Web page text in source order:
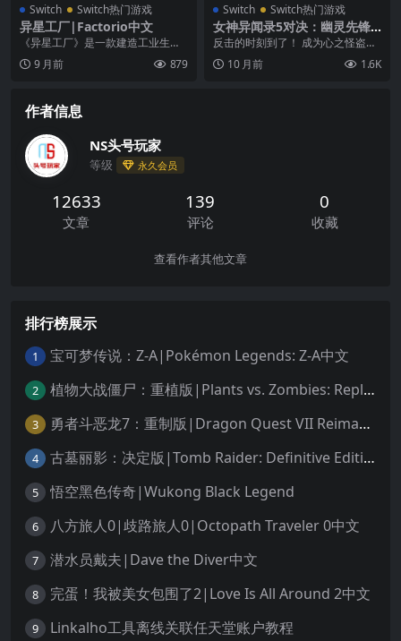
Switch Switch热门游戏
异星工厂|Factorio中文
《异星工厂》是一款建造工业生产
流水线并保持其高效运转的游戏。
在游戏中，你可以挖...
9 月前 879
Switch Switch热门游戏
女神异闻录5对决：幽灵先锋|
Persona 5 Strikers中文
反击的时刻到了！ 成为心之怪盗
团，直面潜藏在日本中的邪恶。本
应是与伙伴们快乐的夏...
10 月前 1.6K
作者信息
NS头号玩家
等级 永久会员
12633
文章
139
评论
0
收藏
查看作者其他文章
排行榜展示
1 宝可梦传说：Z-A|Pokémon Legends: Z-A中文
2 植物大战僵尸：重植版|Plants vs. Zombies: Replanted中文
3 勇者斗恶龙7：重制版|Dragon Quest VII Reimagined中文
4 古墓丽影：决定版|Tomb Raider: Definitive Edition中文
5 悟空黑色传奇|Wukong Black Legend
6 八方旅人0|歧路旅人0|Octopath Traveler 0中文
7 潜水员戴夫|Dave the Diver中文
8 完蛋！我被美女包围了2|Love Is All Around 2中文
9 Linkalho工具离线关联任天堂账户教程